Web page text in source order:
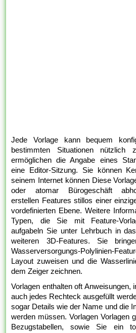
Jede Vorlage kann bequem
bestimmten Situationen nützlich
ermöglichen die Angabe eines
eine Editor-Sitzung. Sie können
seinem Internet können Diese
oder atomar Bürogeschäft
erstellen Features stillos einer
vordefinierten Ebene. Weitere
Typen, die Sie mit Feature-
aufgabeln Sie unter Lehrbuch in
weiteren 3D-Features. Sie
Wasserversorgungs-Polylinien-
Layout zuweisen und die
dem Zeiger zeichnen.
Vorlagen enthalten oft Anweisungen,
auch jedes Rechteck ausgefüllt
sogar Details wie der Name und die
werden müssen. Vorlagen Vorlagen
Bezugstabellen, sowie Sie ein